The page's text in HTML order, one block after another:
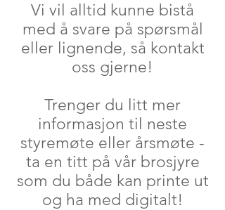
Vi vil alltid kunne bistå
med å svare på spørsmål
eller lignende, så kontakt
oss gjerne!
Trenger du litt mer
informasjon til neste
styremøte eller årsmøte -
ta en titt på vår brosjyre
som du både kan printe ut
og ha med digitalt!